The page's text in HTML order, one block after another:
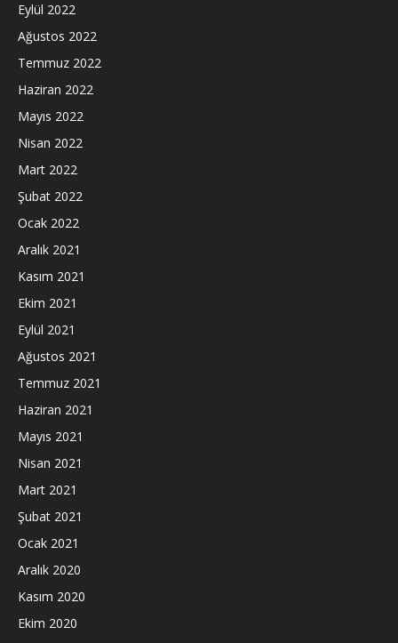
Eylül 2022
Ağustos 2022
Temmuz 2022
Haziran 2022
Mayıs 2022
Nisan 2022
Mart 2022
Şubat 2022
Ocak 2022
Aralık 2021
Kasım 2021
Ekim 2021
Eylül 2021
Ağustos 2021
Temmuz 2021
Haziran 2021
Mayıs 2021
Nisan 2021
Mart 2021
Şubat 2021
Ocak 2021
Aralık 2020
Kasım 2020
Ekim 2020